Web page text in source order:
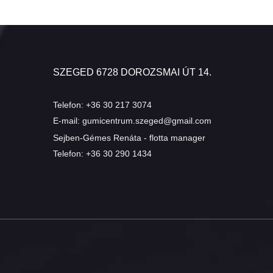
SZEGED 6728 DOROZSMAI ÚT 14.
Telefon: +36 30 217 3074
E-mail: gumicentrum.szeged@gmail.com
Sejben-Gémes Renáta - flotta manager
Telefon: +36 30 290 1434